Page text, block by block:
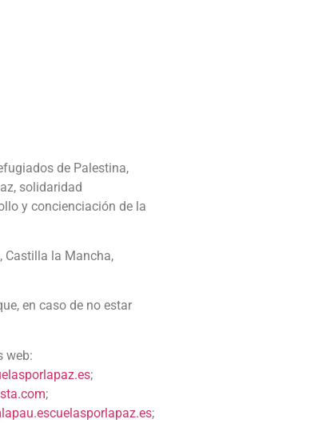
de Palestina,
solidaridad
y concienciación de la
Castilla la Mancha,
en caso de no estar
web:
;
;
;